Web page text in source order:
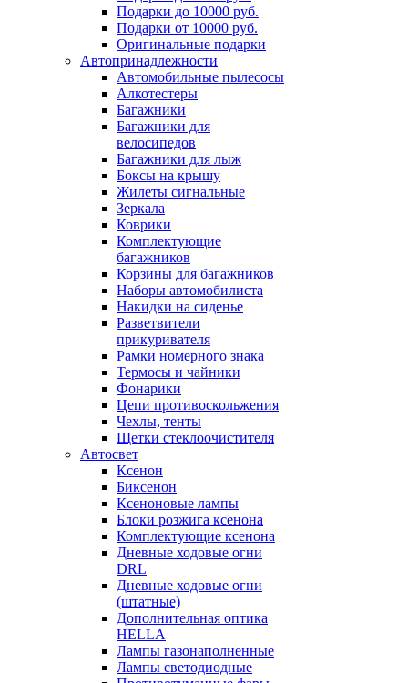
Подарки до 10000 руб.
Подарки от 10000 руб.
Оригинальные подарки
Автопринадлежности
Автомобильные пылесосы
Алкотестеры
Багажники
Багажники для
велосипедов
Багажники для лыж
Боксы на крышу
Жилеты сигнальные
Зеркала
Коврики
Комплектующие
багажников
Корзины для багажников
Наборы автомобилиста
Накидки на сиденье
Разветвители
прикуривателя
Рамки номерного знака
Термосы и чайники
Фонарики
Цепи противоскольжения
Чехлы, тенты
Щетки стеклоочистителя
Автосвет
Ксенон
Биксенон
Ксеноновые лампы
Блоки розжига ксенона
Комплектующие ксенона
Дневные ходовые огни
DRL
Дневные ходовые огни
(штатные)
Дополнительная оптика
HELLA
Лампы газонаполненные
Лампы светодиодные